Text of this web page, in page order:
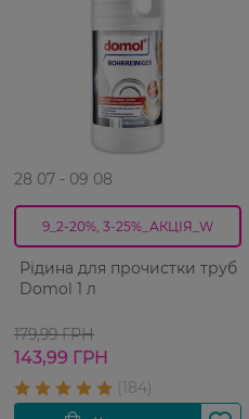
28 07 - 09 08
9_2-20%, 3-25%_АКЦІЯ_W
Рідина для прочистки труб
Domol 1 л
179,99 ГРН
143,99 ГРН